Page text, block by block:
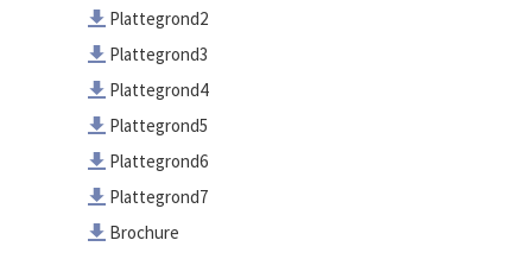
Plattegrond2
Plattegrond3
Plattegrond4
Plattegrond5
Plattegrond6
Plattegrond7
Brochure